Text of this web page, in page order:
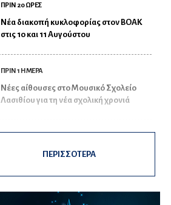
ΠΡΙΝ 20 ΩΡΕΣ
Νέα διακοπή κυκλοφορίας στον ΒΟΑΚ
στις 10 και 11 Αυγούστου
ΠΡΙΝ 1 ΗΜΕΡΑ
Νέες αίθουσες στο Μουσικό Σχολείο
Λασιθίου για τη νέα σχολική χρονιά
ΠΕΡΙΣΣΟΤΕΡΑ